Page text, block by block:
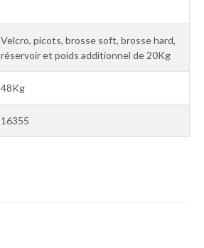
Velcro, picots, brosse soft, brosse hard,
réservoir et poids additionnel de 20Kg
48Kg
16355